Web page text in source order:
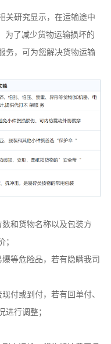
关研究显示，在运输途中
为了减少货物运输损坏的
务，可为您解决货物运输
和货物名称以及包装方
等危险品，若有隐瞒我司
付或到付，若有回单付、
进行调整；